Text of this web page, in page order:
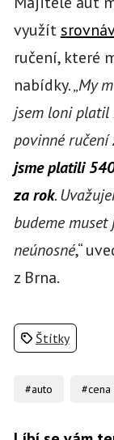
využít
ručení, které
nabídky. „My
jsem loni platil
povinné ručení
jsme platili
za rok.
budeme
neúnosné,“
z Brna.
Štítky
#auto #cena